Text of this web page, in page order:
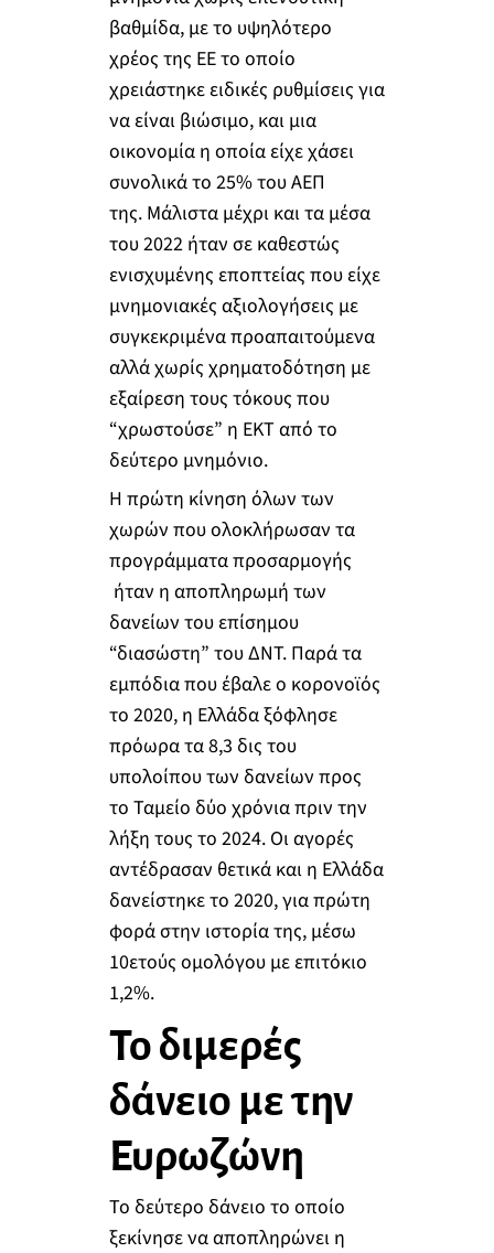
βαθμίδα, με το υψηλότερο
χρέος της ΕΕ το οποίο
χρειάστηκε ειδικές ρυθμίσεις για
να είναι βιώσιμο, και μια
οικονομία η οποία είχε χάσει
συνολικά το 25% του ΑΕΠ
της. Μάλιστα μέχρι και τα μέσα
του 2022 ήταν σε καθεστώς
ενισχυμένης εποπτείας που είχε
μνημονιακές αξιολογήσεις με
συγκεκριμένα προαπαιτούμενα
αλλά χωρίς χρηματοδότηση με
εξαίρεση τους τόκους που
“χρωστούσε” η ΕΚΤ από το
δεύτερο μνημόνιο.
Η πρώτη κίνηση όλων των
χωρών που ολοκλήρωσαν τα
προγράμματα προσαρμογής
ήταν η αποπληρωμή των
δανείων του επίσημου
“διασώστη” του ΔΝΤ. Παρά τα
εμπόδια που έβαλε ο κορονοϊός
το 2020, η Ελλάδα ξόφλησε
πρόωρα τα 8,3 δις του
υπολοίπου των δανείων προς
το Ταμείο δύο χρόνια πριν την
λήξη τους το 2024. Οι αγορές
αντέδρασαν θετικά και η Ελλάδα
δανείστηκε το 2020, για πρώτη
φορά στην ιστορία της, μέσω
10ετούς ομολόγου με επιτόκιο
1,2%.
Το διμερές
δάνειο με την
Ευρωζώνη
Το δεύτερο δάνειο το οποίο
ξεκίνησε να αποπληρώνει η